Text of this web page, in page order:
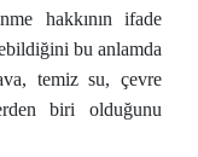
hakkının ifade
bu anlamda
temiz su, çevre
biri olduğunu